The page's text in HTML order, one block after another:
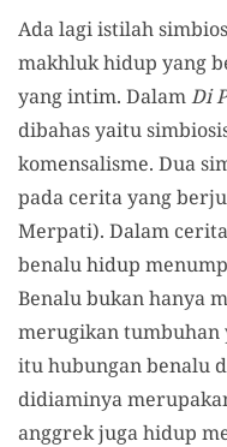
Ada lagi istilah
makhluk hidup yang
yang intim. DalamDi
dibahas yaitu
komensalisme. Dua
pada cerita yang
Merpati). Dalam
benalu hidup
Benalu bukan hanya
merugikan tumbuhan
itu hubungan benalu
didiaminya
anggrek juga hidup